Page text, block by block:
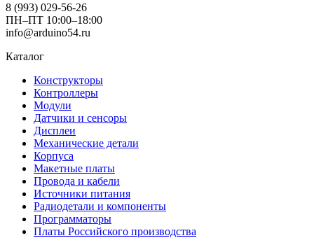
8 (993) 029-56-26
ПН–ПТ 10:00–18:00
info@arduino54.ru
Каталог
Конструкторы
Контроллеры
Модули
Датчики и сенсоры
Дисплеи
Механические детали
Корпуса
Макетные платы
Провода и кабели
Источники питания
Радиодетали и компоненты
Программаторы
Платы Российского производства